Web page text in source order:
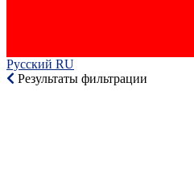
Русский RU‎
Результаты фильтрации